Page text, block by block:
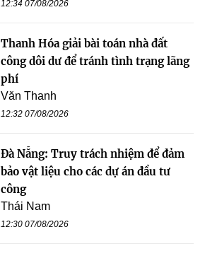
12:34 07/08/2026
Thanh Hóa giải bài toán nhà đất
công dôi dư để tránh tình trạng lãng
phí
Văn Thanh
12:32 07/08/2026
Đà Nẵng: Truy trách nhiệm để đảm
bảo vật liệu cho các dự án đầu tư
công
Thái Nam
12:30 07/08/2026